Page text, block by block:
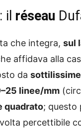
réseau
che integra, sul
affidava alla
da
linee/mm
quadrato; questo
percettibile